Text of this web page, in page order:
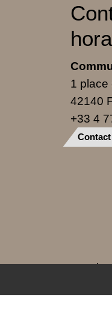
1 place
42140
+33 4